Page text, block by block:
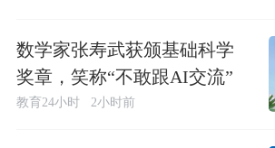
数学家张寿武获颁基础科学
奖章，笑称“不敢跟AI交流”
教育24小时 2小时前